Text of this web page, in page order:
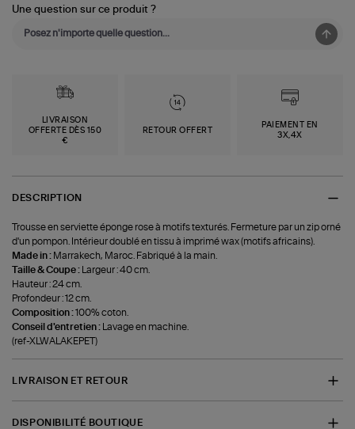
Une question sur ce produit ?
LIVRAISON
OFFERTE DÈS 150
€
RETOUR OFFERT
PAIEMENT EN
3X,4X
DESCRIPTION
Trousse en serviette éponge rose à motifs texturés. Fermeture par un zip orné
d'un pompon. Intérieur doublé en tissu à imprimé wax (motifs africains).
Made in : Marrakech, Maroc. Fabriqué à la main.
Taille & Coupe :
Largeur : 40 cm.
Hauteur : 24 cm.
Profondeur : 12 cm.
Composition :100% coton.
Conseil d'entretien :
Lavage en machine.
(ref-XLWALAKEPET)
LIVRAISON ET RETOUR
DISPONIBILITÉ BOUTIQUE